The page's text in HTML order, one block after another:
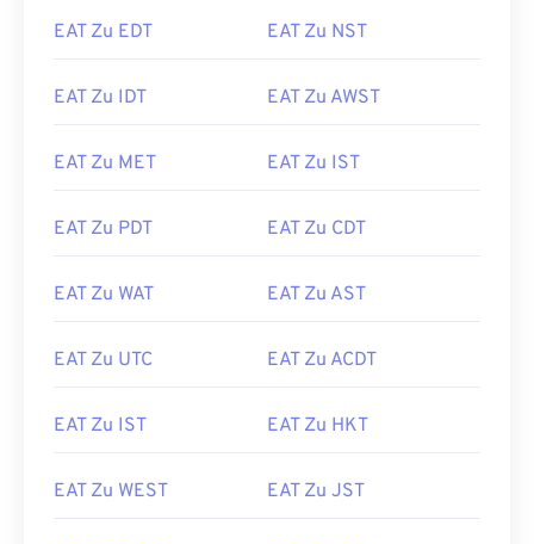
EAT Zu EDT EAT Zu NST
EAT Zu IDT EAT Zu AWST
EAT Zu MET EAT Zu IST
EAT Zu PDT EAT Zu CDT
EAT Zu WAT EAT Zu AST
EAT Zu UTC EAT Zu ACDT
EAT Zu IST EAT Zu HKT
EAT Zu WEST EAT Zu JST